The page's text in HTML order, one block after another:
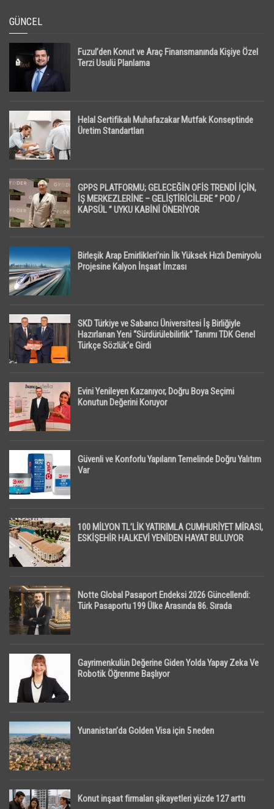
GÜNCEL
Fuzul’den Konut ve Araç Finansmanında Kişiye Özel
Terzi Usulü Planlama
Helal Sertifikalı Muhafazakar Mutfak Konseptinde
Üretim Standartları
GPPS PLATFORMU; GELECEĞİN OFİS TRENDİ İÇİN,
İŞ MERKEZLERİNE – GELİŞTİRİCİLERE ” POD /
KAPSÜL ” UYKU KABİNİ ÖNERİYOR
Birleşik Arap Emirlikleri’nin İlk Yüksek Hızlı Demiryolu
Projesine Kalyon İnşaat İmzası
SKD Türkiye ve Sabancı Üniversitesi İş Birliğiyle
Hazırlanan Yeni “Sürdürülebilirlik” Tanımı TDK Genel
Türkçe Sözlük’e Girdi
Evini Yenileyen Kazanıyor, Doğru Boya Seçimi
Konutun Değerini Koruyor
Güvenli ve Konforlu Yapıların Temelinde Doğru Yalıtım
Var
100 MİLYON TL’LİK YATIRIMLA CUMHURİYET MİRASI,
ESKİŞEHİR HALKEVİ YENİDEN HAYAT BULUYOR
Notte Global Pasaport Endeksi 2026 Güncellendi:
Türk Pasaportu 199 Ülke Arasında 86. Sırada
Gayrimenkulün Değerine Giden Yolda Yapay Zeka Ve
Robotik Öğrenme Başlıyor
Yunanistan’da Golden Visa için 5 neden
Konut inşaat firmaları şikayetleri yüzde 127 arttı